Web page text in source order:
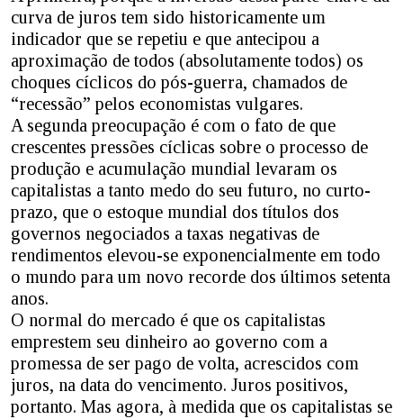
curva de juros tem sido historicamente um
indicador que se repetiu e que antecipou a
aproximação de todos (absolutamente todos) os
choques cíclicos do pós-guerra, chamados de
“recessão” pelos economistas vulgares.
A segunda preocupação é com o fato de que
crescentes pressões cíclicas sobre o processo de
produção e acumulação mundial levaram os
capitalistas a tanto medo do seu futuro, no curto-
prazo, que o estoque mundial dos títulos dos
governos negociados a taxas negativas de
rendimentos elevou-se exponencialmente em todo
o mundo para um novo recorde dos últimos setenta
anos.
O normal do mercado é que os capitalistas
emprestem seu dinheiro ao governo com a
promessa de ser pago de volta, acrescidos com
juros, na data do vencimento. Juros positivos,
portanto. Mas agora, à medida que os capitalistas se